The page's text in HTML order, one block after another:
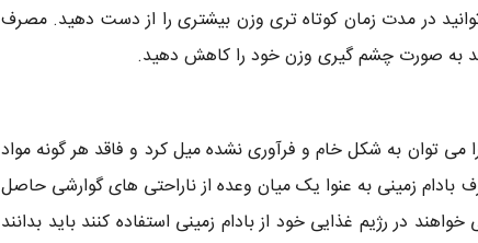
در مدت زمان کوتاه تری وزن بیشتری را از دست دهید. مصرف
می توان به شکل خام و فرآوری نشده میل کرد و فاقد هر گونه مواد
زمینی به عنوا یک میان وعده از ناراحتی های گوارشی حاصل
در رژیم غذایی خود از بادام زمینی استفاده کنند باید بدانند